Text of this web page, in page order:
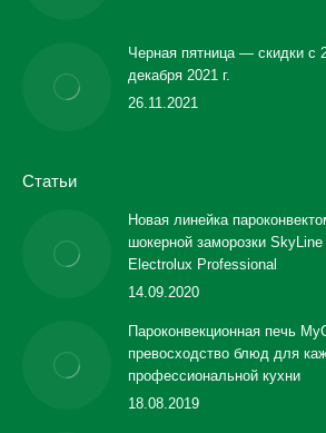
Черная пятница — скидки с
декабря 2021 г.
26.11.2021
Статьи
Новая линейка
шокерной заморозки
Electrolux Professional
14.09.2020
Пароконвекционная печь
превосходство блюд для
профессиональной кухни
18.08.2019